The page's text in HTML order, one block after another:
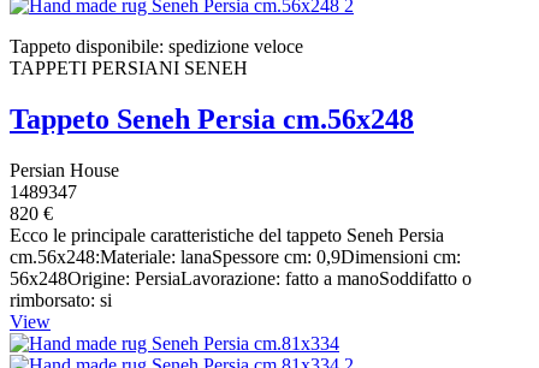
Tappeto disponibile: spedizione veloce
TAPPETI PERSIANI SENEH
Tappeto Seneh Persia cm.56x248
Persian House
1489347
820 €
Ecco le principale caratteristiche del tappeto Seneh Persia
cm.56x248:Materiale: lanaSpessore cm: 0,9Dimensioni cm:
56x248Origine: PersiaLavorazione: fatto a manoSoddifatto o
rimborsato: si
View